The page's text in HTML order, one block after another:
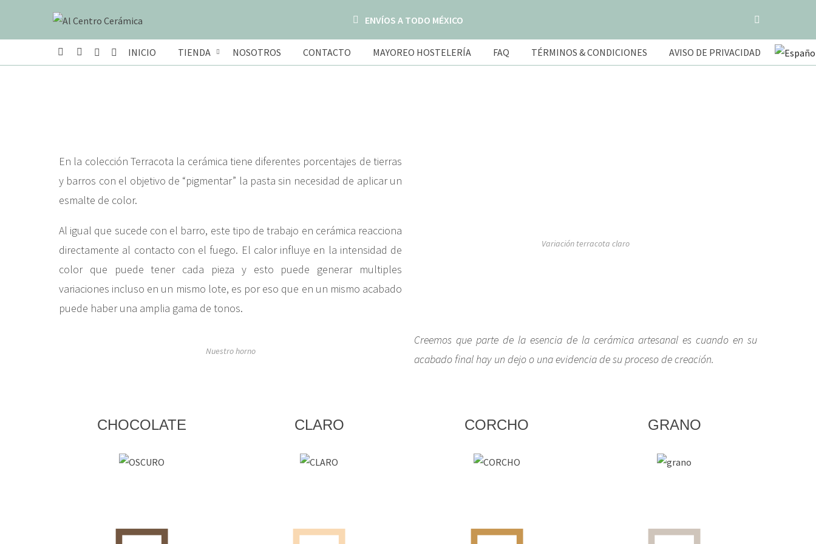
ENVÍOS A TODO MÉXICO
INICIO TIENDA NOSOTROS CONTACTO MAYOREO HOSTELERÍA FAQ TÉRMINOS & CONDICIONES AVISO DE PRIVACIDAD
En la colección Terracota la cerámica tiene diferentes porcentajes de tierras
y barros con el objetivo de “pigmentar” la pasta sin necesidad de aplicar un
esmalte de color.
Al igual que sucede con el barro, este tipo de trabajo en cerámica reacciona
directamente al contacto con el fuego. El calor influye en la intensidad de
color que puede tener cada pieza y esto puede generar multiples
variaciones incluso en un mismo lote, es por eso que en un mismo acabado
puede haber una amplia gama de tonos.
Variación terracota claro
Nuestro horno
Creemos que parte de la esencia de la cerámica artesanal es cuando en su
acabado final hay un dejo o una evidencia de su proceso de creación.
CHOCOLATE CLARO CORCHO GRANO